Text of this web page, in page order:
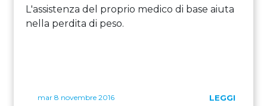
L'assistenza del proprio medico di base aiuta
nella perdita di peso.
mar 8 novembre 2016 LEGGI